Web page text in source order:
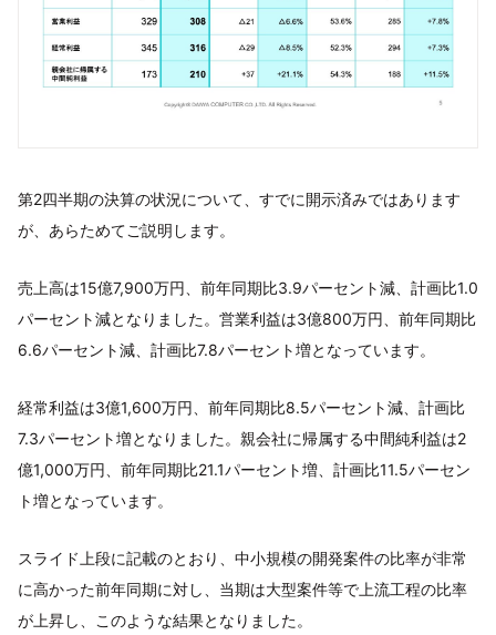
第2四半期の決算の状況について、すでに開示済みではあります
が、あらためてご説明します。
売上高は15億7,900万円、前年同期比3.9パーセント減、計画比1.0
パーセント減となりました。営業利益は3億800万円、前年同期比
6.6パーセント減、計画比7.8パーセント増となっています。
経常利益は3億1,600万円、前年同期比8.5パーセント減、計画比
7.3パーセント増となりました。親会社に帰属する中間純利益は2
億1,000万円、前年同期比21.1パーセント増、計画比11.5パーセン
ト増となっています。
スライド上段に記載のとおり、中小規模の開発案件の比率が非常
に高かった前年同期に対し、当期は大型案件等で上流工程の比率
が上昇し、このような結果となりました。